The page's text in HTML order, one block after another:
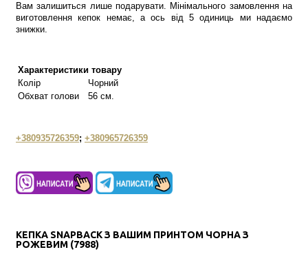
Вам залишиться лише подарувати. Мінімального замовлення на
виготовлення кепок немає, а ось від 5 одиниць ми надаємо
знижки.
Характеристики товару
Колір
Чорний
Обхват голови
56 см.
+380935726359; +380965726359
КЕПКА SNAPBACK З ВАШИМ ПРИНТОМ ЧОРНА З
РОЖЕВИМ (7988)